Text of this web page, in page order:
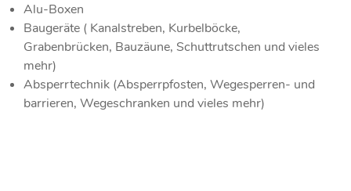
Alu-Boxen
Baugeräte ( Kanalstreben, Kurbelböcke,
Grabenbrücken, Bauzäune, Schuttrutschen und vieles
mehr)
Absperrtechnik (Absperrpfosten, Wegesperren- und
barrieren, Wegeschranken und vieles mehr)